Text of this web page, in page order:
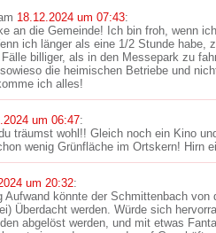
18.12.2024 um 07:43:
an die Gemeinde! Ich bin froh, wenn
ich länger als eine 1/2 Stunde habe,
billiger, als in den Messepark zu
die heimischen Betriebe und
ich alles!
um 06:47:
träumst wohl!! Gleich noch ein Kino
wenig Grünfläche im Ortskern! Hirn
um 20:32:
Aufwand könnte der Schmittenbach
Überdacht werden. Würde sich
abgelöst werden, und mit etwas